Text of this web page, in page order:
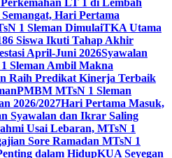
LT 1 di Lembah
Hari Pertama
1 Sleman DimulaiTKA Utama
Siswa Ikuti Tahap Akhir
April-Juni 2026Syawalan
Sleman Ambil Makna
Raih Predikat Kinerja Terbaik
PMBM MTsN 1 Sleman
2026/2027Hari Pertama Masuk,
Syawalan dan Ikrar Saling
Usai Lebaran, MTsN 1
Sore Ramadan MTsN 1
dalam HidupKUA Seyegan